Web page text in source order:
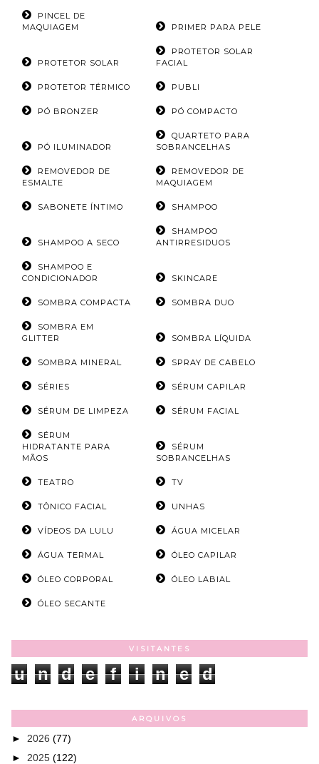
PINCEL DE
MAQUIAGEM
PRIMER PARA PELE
PROTETOR SOLAR
PROTETOR SOLAR
FACIAL
PROTETOR TÉRMICO PUBLI
PÓ BRONZER PÓ COMPACTO
PÓ ILUMINADOR
QUARTETO PARA
SOBRANCELHAS
REMOVEDOR DE
ESMALTE
REMOVEDOR DE
MAQUIAGEM
SABONETE ÍNTIMO SHAMPOO
SHAMPOO A SECO
SHAMPOO
ANTIRRESIDUOS
SHAMPOO E
CONDICIONADOR
SKINCARE
SOMBRA COMPACTA SOMBRA DUO
SOMBRA EM
GLITTER
SOMBRA LÍQUIDA
SOMBRA MINERAL SPRAY DE CABELO
SÉRIES SÉRUM CAPILAR
SÉRUM DE LIMPEZA SÉRUM FACIAL
SÉRUM
HIDRATANTE PARA
MÃOS
SÉRUM
SOBRANCELHAS
TEATRO TV
TÔNICO FACIAL UNHAS
VÍDEOS DA LULU ÁGUA MICELAR
ÁGUA TERMAL ÓLEO CAPILAR
ÓLEO CORPORAL ÓLEO LABIAL
ÓLEO SECANTE
VISITANTES
u n d e f i n e d
ARQUIVOS
► 2026 (77)
► 2025 (122)